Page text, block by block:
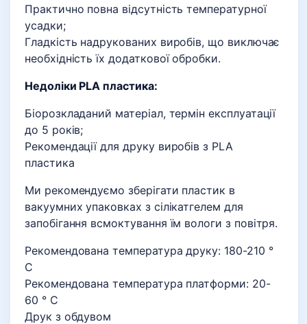
Практично повна відсутність температурної
усадки;
Гладкість надрукованих виробів, що виключає
необхідність їх додаткової обробки.
Недоліки PLA пластика:
Біорозкладаний матеріал, термін експлуатації
до 5 років;
Рекомендації для друку виробів з PLA
пластика
Ми рекомендуємо зберігати пластик в
вакуумних упаковках з сілікатгелем для
запобігання всмоктування їм вологи з повітря.
Рекомендована температура друку: 180-210 °
C
Рекомендована температура платформи: 20-
60 ° C
Друк з обдувом